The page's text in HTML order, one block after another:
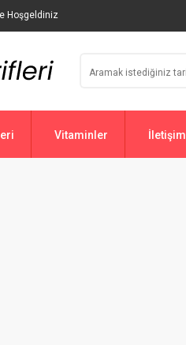
Hoşgeldiniz
Vitaminler İletişim